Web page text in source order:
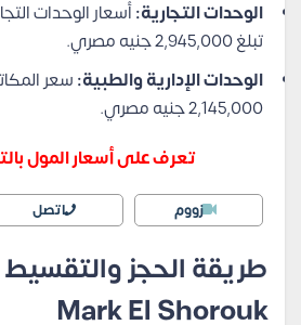
الوحدات التجارية:أسعار الوحدات
تبلغ 2,945,000 جنيه مصري.
الوحدات الإدارية والطبية:سعر
2,145,000 جنيه مصري.
تعرف على أسعار المول
زووم اتصل
Mark El Shorouk